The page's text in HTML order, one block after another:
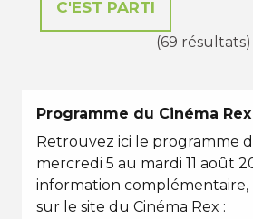
(69 résultats)
Programme du Cinéma Rex
Retrouvez ici le programme
mercredi 5 au mardi 11 août
information complémentaire,
sur le site du Cinéma Rex :